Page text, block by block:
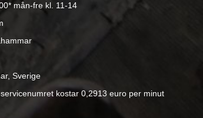
mån-fre kl. 11-14
Sverige
kostar 0,2913 euro per minut